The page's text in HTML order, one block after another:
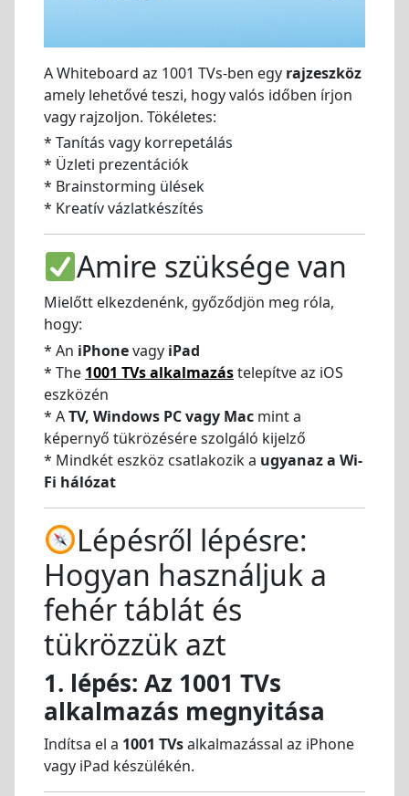
A Whiteboard az 1001 TVs-ben egy rajzeszköz
amely lehetővé teszi, hogy valós időben írjon
vagy rajzoljon. Tökéletes:
* Tanítás vagy korrepetálás
* Üzleti prezentációk
* Brainstorming ülések
* Kreatív vázlatkészítés
Amire szüksége van
Mielőtt elkezdenénk, győződjön meg róla,
hogy:
* An iPhonevagy iPad
* The 1001 TVs alkalmazástelepítve az iOS
eszközén
* ATV, Windows PC vagy Mac mint a
képernyő tükrözésére szolgáló kijelző
* Mindkét eszköz csatlakozik a ugyanaz a Wi-
Fi hálózat
Lépésről lépésre:
Hogyan használjuk a
fehér táblát és
tükrözzük azt
1. lépés: Az 1001 TVs
alkalmazás megnyitása
Indítsa el a 1001 TVsalkalmazással az iPhone
vagy iPad készülékén.